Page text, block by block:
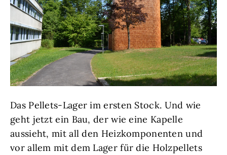
Das Pellets-Lager im ersten Stock. Und wie
geht jetzt ein Bau, der wie eine Kapelle
aussieht, mit all den Heizkomponenten und
vor allem mit dem Lager für die Holzpellets